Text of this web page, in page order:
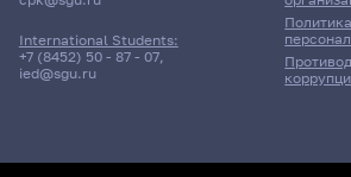
International Students:
+7 (8452) 50 - 87 - 07,
ied@sgu.ru